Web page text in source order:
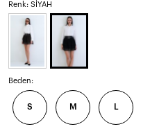
Renk: SİYAH
Beden:
S M L